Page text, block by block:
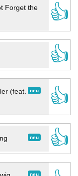
Forget the
👍
👍
neu
(feat.
👍
neu
👍
neu